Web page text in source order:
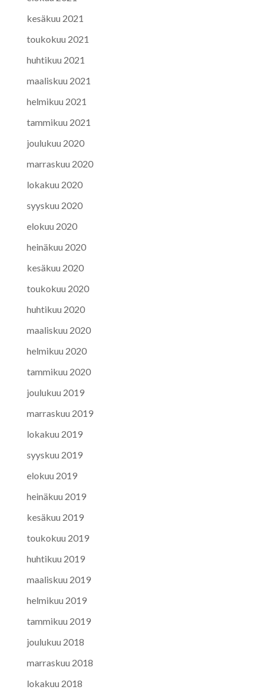
kesäkuu 2021
toukokuu 2021
huhtikuu 2021
maaliskuu 2021
helmikuu 2021
tammikuu 2021
joulukuu 2020
marraskuu 2020
lokakuu 2020
syyskuu 2020
elokuu 2020
heinäkuu 2020
kesäkuu 2020
toukokuu 2020
huhtikuu 2020
maaliskuu 2020
helmikuu 2020
tammikuu 2020
joulukuu 2019
marraskuu 2019
lokakuu 2019
syyskuu 2019
elokuu 2019
heinäkuu 2019
kesäkuu 2019
toukokuu 2019
huhtikuu 2019
maaliskuu 2019
helmikuu 2019
tammikuu 2019
joulukuu 2018
marraskuu 2018
lokakuu 2018